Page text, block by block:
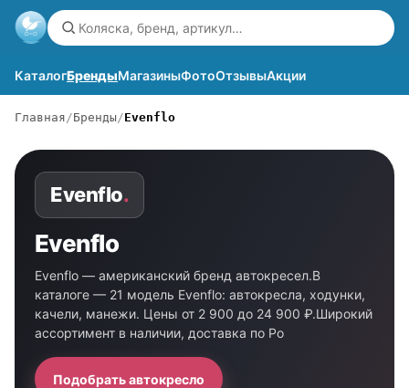
КаталогБрендыМагазиныФотоОтзывыАкции
Главная Бренды Evenflo
Evenflo.
Evenflo
Evenflo — американский бренд автокресел.В
каталоге — 21 модель Evenflo: автокресла, ходунки,
качели, манежи. Цены от 2 900 до 24 900 ₽.Широкий
ассортимент в наличии, доставка по Ро
Подобрать автокресло